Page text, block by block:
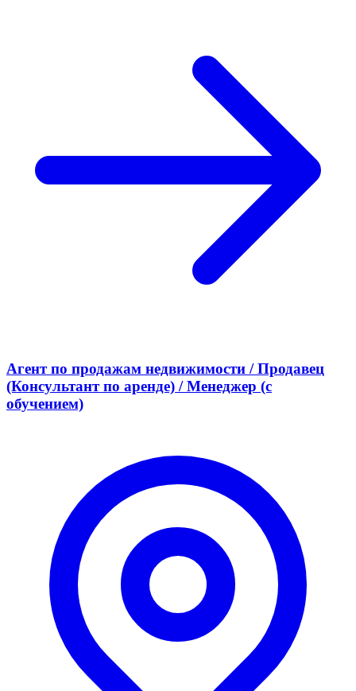
Агент по продажам недвижимости / Продавец
(Консультант по аренде) / Менеджер (с
обучением)